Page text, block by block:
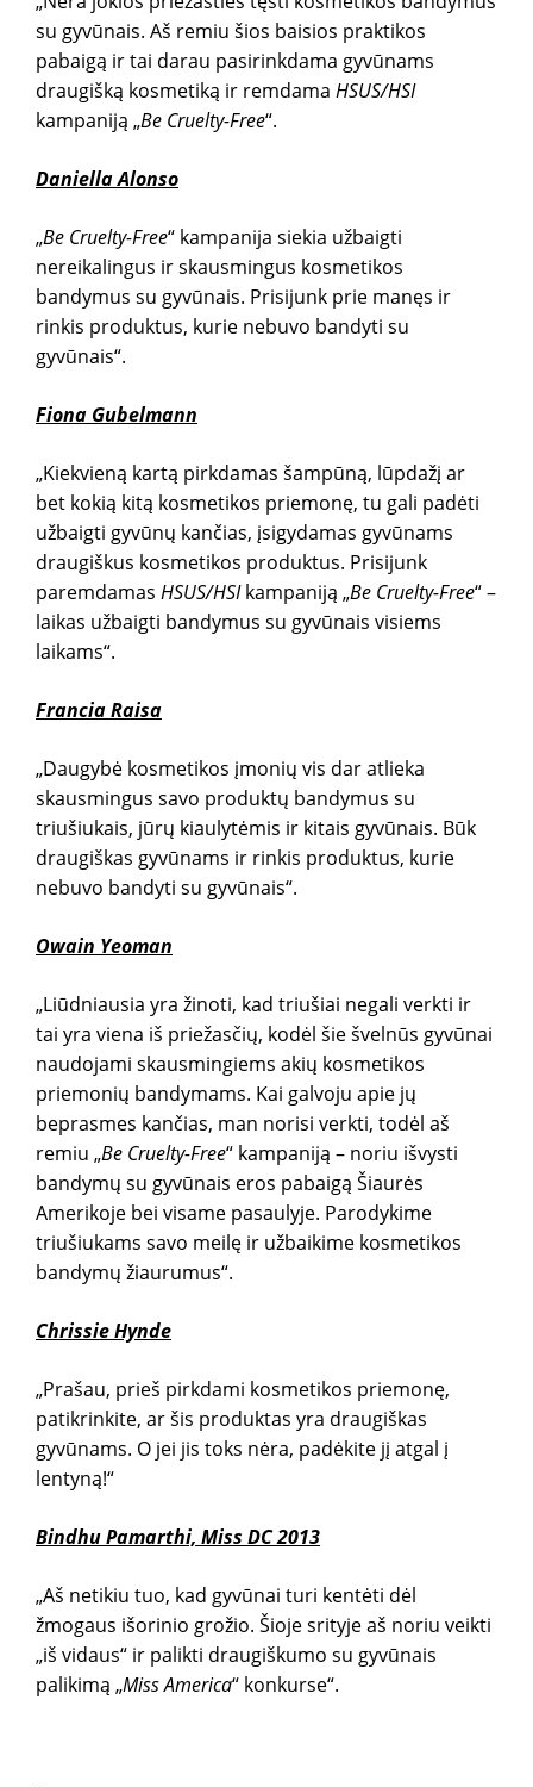
su gyvūnais. Aš remiu šios baisios praktikos
pabaigą ir tai darau pasirinkdama gyvūnams
draugišką kosmetiką ir remdama HSUS/HSI
kampaniją „Be Cruelty-Free“.
Daniella Alonso
„Be Cruelty-Free“ kampanija siekia užbaigti
nereikalingus ir skausmingus kosmetikos
bandymus su gyvūnais. Prisijunk prie manęs ir
rinkis produktus, kurie nebuvo bandyti su
gyvūnais“.
Fiona Gubelmann
„Kiekvieną kartą pirkdamas šampūną, lūpdažį ar
bet kokią kitą kosmetikos priemonę, tu gali padėti
užbaigti gyvūnų kančias, įsigydamas gyvūnams
draugiškus kosmetikos produktus. Prisijunk
paremdamas HSUS/HSIkampaniją „Be Cruelty-Free“ –
laikas užbaigti bandymus su gyvūnais visiems
laikams“.
Francia Raisa
„Daugybė kosmetikos įmonių vis dar atlieka
skausmingus savo produktų bandymus su
triušiukais, jūrų kiaulytėmis ir kitais gyvūnais. Būk
draugiškas gyvūnams ir rinkis produktus, kurie
nebuvo bandyti su gyvūnais“.
Owain Yeoman
„Liūdniausia yra žinoti, kad triušiai negali verkti ir
tai yra viena iš priežasčių, kodėl šie švelnūs gyvūnai
naudojami skausmingiems akių kosmetikos
priemonių bandymams. Kai galvoju apie jų
beprasmes kančias, man norisi verkti, todėl aš
remiu „Be Cruelty-Free“ kampaniją – noriu išvysti
bandymų su gyvūnais eros pabaigą Šiaurės
Amerikoje bei visame pasaulyje. Parodykime
triušiukams savo meilę ir užbaikime kosmetikos
bandymų žiaurumus“.
Chrissie Hynde
„Prašau, prieš pirkdami kosmetikos priemonę,
patikrinkite, ar šis produktas yra draugiškas
gyvūnams. O jei jis toks nėra, padėkite jį atgal į
lentyną!“
Bindhu Pamarthi, Miss DC 2013
„Aš netikiu tuo, kad gyvūnai turi kentėti dėl
žmogaus išorinio grožio. Šioje srityje aš noriu veikti
„iš vidaus“ ir palikti draugiškumo su gyvūnais
palikimą „Miss America“ konkurse“.